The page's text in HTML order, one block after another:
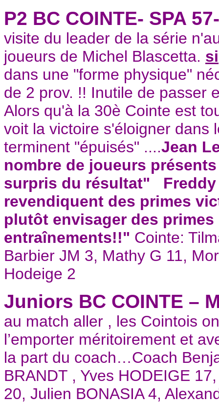
P2 BC COINTE- SPA
visite du leader de la série
joueurs de Michel Blascetta. si
dans une "forme physique"
de 2 prov. !! Inutile de passer
Alors qu'à la 30è Cointe est
voit la victoire s'éloigner dans
terminent "épuisés" ....Jean
nombre de joueurs
surpris du résultat"
revendiquent des primes
plutôt envisager des
entraînements!!" Cointe:
Barbier JM 3, Mathy G 11,
Hodeige 2
Juniors BC COINTE –
au match aller , les Cointois
l’emporter méritoirement et
la part du coach…Coach
BRANDT , Yves HODEIGE
20, Julien BONASIA 4,